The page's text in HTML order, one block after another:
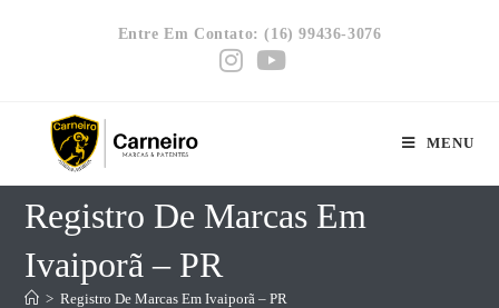
Entre Em Contato: (16) 99436-3076
MENU
Registro De Marcas Em
Ivaiporã – PR
> Registro De Marcas Em Ivaiporã – PR